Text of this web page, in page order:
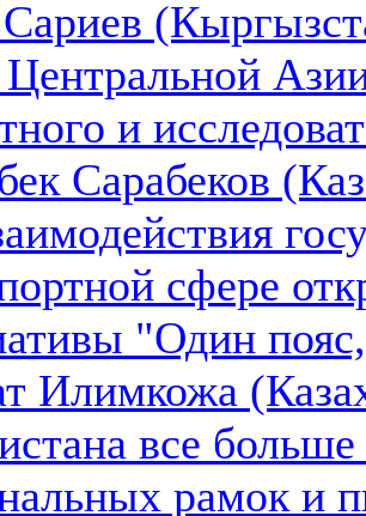
Центральной
и
Сарабеков
сфере
"Один
Илимкожа
все
рамок и